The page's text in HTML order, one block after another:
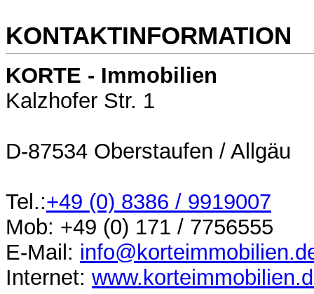
KONTAKTINFORMATION
KORTE - Immobilien
Kalzhofer Str. 1
D-87534 Oberstaufen / Allgäu
Tel.:+49 (0) 8386 / 9919007
Mob: +49 (0) 171 / 7756555
E-Mail:
Internet: